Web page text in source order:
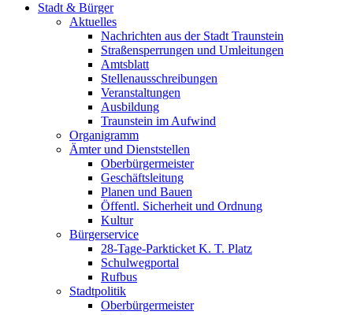
Stadt & Bürger
Aktuelles
Nachrichten aus der Stadt Traunstein
Straßensperrungen und Umleitungen
Amtsblatt
Stellenausschreibungen
Veranstaltungen
Ausbildung
Traunstein im Aufwind
Organigramm
Ämter und Dienststellen
Oberbürgermeister
Geschäftsleitung
Planen und Bauen
Öffentl. Sicherheit und Ordnung
Kultur
Bürgerservice
28-Tage-Parkticket K. T. Platz
Schulwegportal
Rufbus
Stadtpolitik
Oberbürgermeister